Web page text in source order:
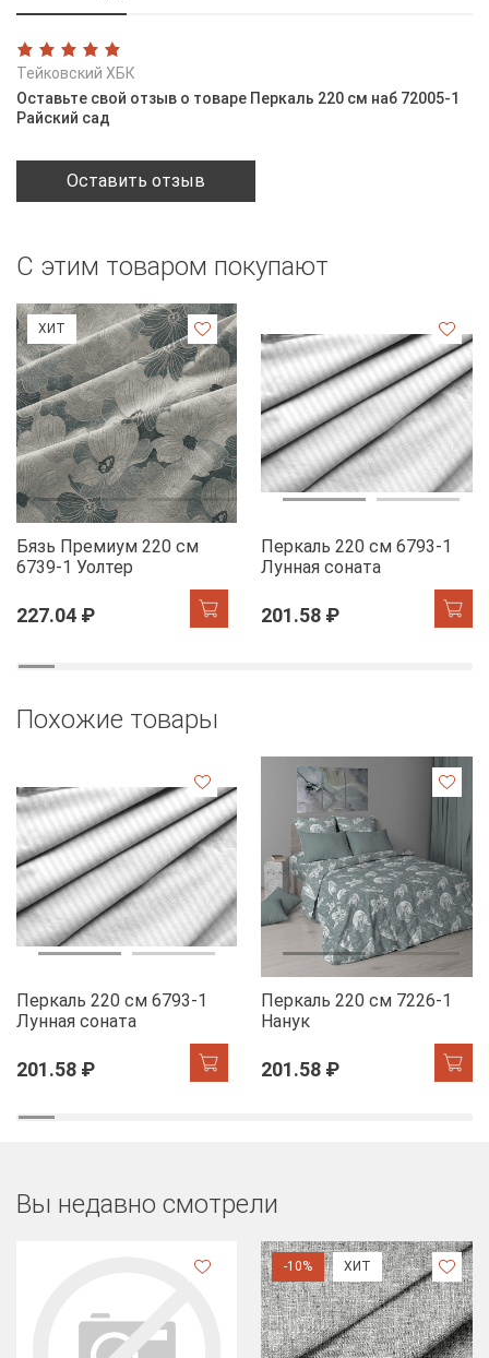
Тейковский ХБК
Оставьте свой отзыв о товаре Перкаль 220 см наб 72005-1
Райский сад
Оставить отзыв
С этим товаром покупают
ХИТ
Бязь Премиум 220 см
6739-1 Уолтер
227.04 ₽
Перкаль 220 см 6793-1
Лунная соната
201.58 ₽
Похожие товары
Перкаль 220 см 6793-1
Лунная соната
201.58 ₽
Перкаль 220 см 7226-1
Нанук
201.58 ₽
Вы недавно смотрели
-10% ХИТ